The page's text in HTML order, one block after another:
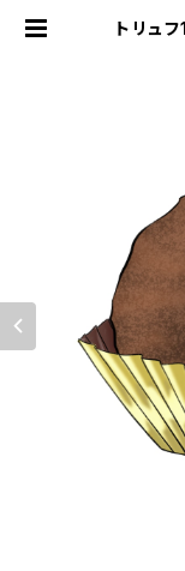
トリュ